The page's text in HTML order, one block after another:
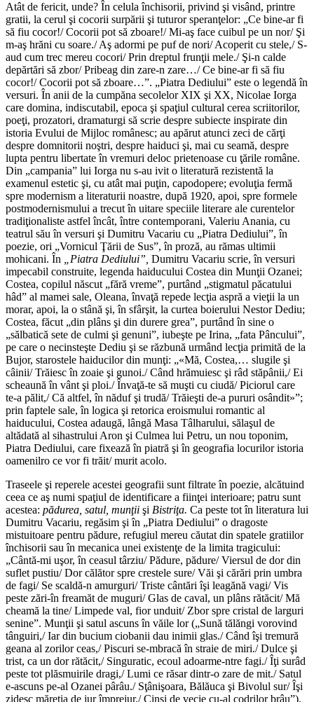
Atât de fericit, unde? În celula închisorii, privind şi visând, printre
gratii, la cerul şi cocorii surpării şi tuturor speranţelor: „Ce bine-ar fi
să fiu cocor!/ Cocorii pot să zboare!/ Mi-aş face cuibul pe un nor/ Şi
m-aş hrăni cu soare./ Aş adormi pe puf de nori/ Acoperit cu stele,/ S-
aud cum trec mereu cocori/ Prin dreptul frunţii mele./ Şi-n calde
depărtări să zbor/ Pribeag din zare-n zare…/ Ce bine-ar fi să fiu
cocor!/ Cocorii pot să zboare…”. „Piatra Dediului” este o legendă în
versuri. În anii de la cumpăna secolelor XIX şi XX, Nicolae Iorga
care domina, indiscutabil, epoca şi spaţiul cultural cerea scriitorilor,
poeţi, prozatori, dramaturgi să scrie despre subiecte inspirate din
istoria Evului de Mijloc românesc; au apărut atunci zeci de cărţi
despre domnitorii noştri, despre haiduci şi, mai cu seamă, despre
lupta pentru libertate în vremuri deloc prietenoase cu ţările române.
Din „campania” lui Iorga nu s-au ivit o literatură rezistentă la
examenul estetic şi, cu atât mai puţin, capodopere; evoluţia fermă
spre modernism a literaturii noastre, după 1920, apoi, spre formele
postmodernismului a trecut în uitare speciile literare ale curentelor
tradiţionaliste astfel încât, între contemporani, Valeriu Anania, cu
teatrul său în versuri şi Dumitru Vacariu cu „Piatra Dediului”, în
poezie, ori „Vornicul Ţării de Sus”, în proză, au rămas ultimii
mohicani. În „Piatra Dediului”, Dumitru Vacariu scrie, în versuri
impecabil construite, legenda haiducului Costea din Munţii Ozanei;
Costea, copilul născut „fără vreme”, purtând „stigmatul păcatului
hâd” al mamei sale, Oleana, învaţă repede lecţia aspră a vieţii la un
morar, apoi, la o stână şi, în sfârşit, la curtea boierului Nestor Dediu;
Costea, făcut „din plâns şi din durere grea”, purtând în sine o
„sălbatică sete de culmi şi genuni”, iubeşte pe Irina, „fata Pâncului”,
pe care o necinsteşte Dediu şi se răzbună urmând lecţia primită de la
Bujor, starostele haiducilor din munţi: „«Mă, Costea,… slugile şi
câinii/ Trăiesc în zoaie şi gunoi./ Când hrămuiesc şi râd stăpânii,/ Ei
scheaună în vânt şi ploi./ Învaţă-te să muşti cu ciudă/ Piciorul care
te-a pălit,/ Că altfel, în năduf şi trudă/ Trăieşti de-a pururi osândit»”;
prin faptele sale, în logica şi retorica eroismului romantic al
haiducului, Costea adaugă, lângă Masa Tâlharului, sălaşul de
altădată al sihastrului Aron şi Culmea lui Petru, un nou toponim,
Piatra Dediului, care fixează în piatră şi în geografia locurilor istoria
oamenilro ce vor fi trăit/ murit acolo.
Traseele şi reperele acestei geografii sunt filtrate în poezie, alcătuind
ceea ce aş numi spaţiul de identificare a fiinţei interioare; patru sunt
acestea: pădurea, satul, munţii şi Bistriţa. Ca peste tot în literatura lui
Dumitru Vacariu, regăsim şi în „Piatra Dediului” o dragoste
mistuitoare pentru pădure, refugiul mereu căutat din spatele gratiilor
închisorii sau în mecanica unei existenţe de la limita tragicului:
„Cântă-mi uşor, în ceasul târziu/ Pădure, pădure/ Viersul de dor din
suflet pustiu/ Dor călător spre crestele sure/ Văi şi cărări prin umbra
de fagi/ Se scaldă-n amurguri/ Triste cântări îşi leagănă vagi/ Vis
peste zări-în freamăt de muguri/ Glas de caval, un plâns rătăcit/ Mă
cheamă la tine/ Limpede val, fior unduit/ Zbor spre cristal de larguri
senine”. Munţii şi satul ascuns în văile lor („Sună tălăngi vorovind
tânguiri,/ Iar din bucium ciobanii dau inimii glas./ Când îşi tremură
geana al zorilor ceas,/ Piscuri se-mbracă în straie de miri./ Dulce şi
trist, ca un dor rătăcit,/ Singuratic, ecoul adoarme-ntre fagi./ Îţi surâd
peste tot plăsmuirile dragi,/ Lumi ce răsar dintr-o zare de mit./ Satul
e-ascuns pe-al Ozanei pârâu./ Sţânişoara, Bălăuca şi Bivolul sur/ Îşi
zidesc măreţia de jur împrejur,/ Cinşi de vecie cu-al codrilor brâu”),